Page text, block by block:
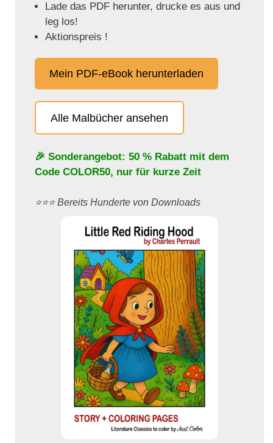
Lade das PDF herunter, drucke es aus und
leg los!
Aktionspreis !
Mein PDF-eBook herunterladen
Alle Malbücher ansehen
🎉 Sonderangebot: 50 % Rabatt mit dem
Code COLOR50, nur für kurze Zeit
⭐️⭐️⭐️ Bereits Hunderte von Downloads